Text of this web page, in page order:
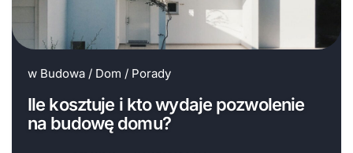
w Budowa / Dom / Porady
Ile kosztuje i kto wydaje pozwolenie
na budowę domu?